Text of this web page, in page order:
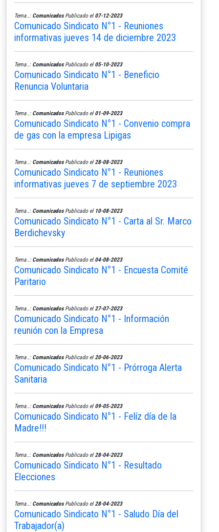
Tema..: ComunicadosPublicado el 07-12-2023
Comunicado Sindicato N°1 - Reuniones
informativas jueves 14 de diciembre 2023
Tema..: ComunicadosPublicado el 05-10-2023
Comunicado Sindicato N°1 - Beneficio
Renuncia Voluntaria
Tema..: ComunicadosPublicado el 01-09-2023
Comunicado Sindicato N°1 - Convenio compra
de gas con la empresa Lipigas
Tema..: ComunicadosPublicado el 28-08-2023
Comunicado Sindicato N°1 - Reuniones
informativas jueves 7 de septiembre 2023
Tema..: ComunicadosPublicado el 10-08-2023
Comunicado Sindicato N°1 - Carta al Sr. Marco
Berdichevsky
Tema..: ComunicadosPublicado el 04-08-2023
Comunicado Sindicato N°1 - Encuesta Comité
Paritario
Tema..: ComunicadosPublicado el 27-07-2023
Comunicado Sindicato N°1 - Información
reunión con la Empresa
Tema..: ComunicadosPublicado el 20-06-2023
Comunicado Sindicato N°1 - Prórroga Alerta
Sanitaria
Tema..: ComunicadosPublicado el 09-05-2023
Comunicado Sindicato N°1 - Felíz día de la
Madre!!!
Tema..: ComunicadosPublicado el 28-04-2023
Comunicado Sindicato N°1 - Resultado
Elecciones
Tema..: ComunicadosPublicado el 28-04-2023
Comunicado Sindicato N°1 - Saludo Día del
Trabajador(a)